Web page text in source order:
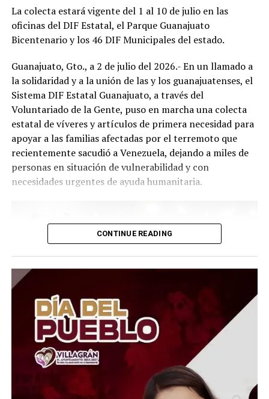
La colecta estará vigente del 1 al 10 de julio en las
oficinas del DIF Estatal, el Parque Guanajuato
Bicentenario y los 46 DIF Municipales del estado.
Guanajuato, Gto., a 2 de julio del 2026.- En un llamado a
la solidaridad y a la unión de las y los guanajuatenses, el
Sistema DIF Estatal Guanajuato, a través del
Voluntariado de la Gente, puso en marcha una colecta
estatal de víveres y artículos de primera necesidad para
apoyar a las familias afectadas por el terremoto que
recientemente sacudió a Venezuela, dejando a miles de
personas en situación de vulnerabilidad y con
necesidades urgentes de ayuda humanitaria.
El Presidente del Consejo Consultivo del Sistema DIF
Estatal Guanajuato, Juan Carlos Montesinos Carranza,
señaló que esta iniciativa busca brindar apoyo solidario y
oportuno a quienes atraviesan momentos difíciles, por
lo que convocó a la ciudadanía, al sector empresarial,
asociaciones civiles, grupos voluntarios y sociedad en
general, a sumarse a esta causa mediante la donación de
insumos esenciales.
CONTINUE READING